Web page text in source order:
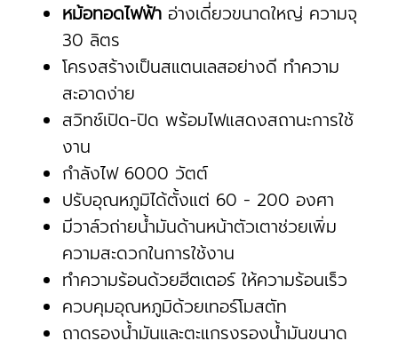
หม้อทอดไฟฟ้า อ่างเดี่ยวขนาดใหญ่ ความจุ
30 ลิตร
โครงสร้างเป็นสแตนเลสอย่างดี ทำความ
สะอาดง่าย
สวิทช์เปิด-ปิด พร้อมไฟแสดงสถานะการใช้
งาน
กำลังไฟ 6000 วัตต์
ปรับอุณหภูมิได้ตั้งแต่ 60 - 200 องศา
มีวาล์วถ่ายน้ำมันด้านหน้าตัวเตาช่วยเพิ่ม
ความสะดวกในการใช้งาน
ทำความร้อนด้วยฮีตเตอร์ ให้ความร้อนเร็ว
ควบคุมอุณหภูมิด้วยเทอร์โมสตัท
ถาดรองน้ำมันและตะแกรงรองน้ำมันขนาด